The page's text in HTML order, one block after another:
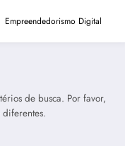
Empreendedorismo Digital
de busca. Por favor,
diferentes.